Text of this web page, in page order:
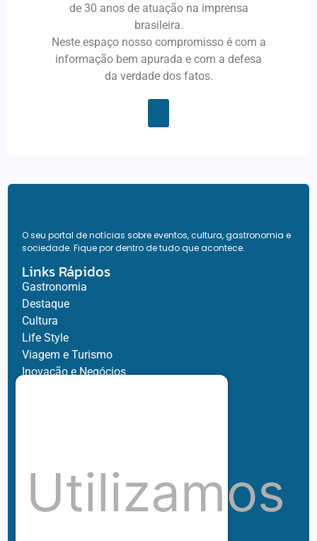
de 30 anos de atuação na imprensa
brasileira.
Neste espaço nosso compromisso é com a
informação bem apurada e com a defesa
da verdade dos fatos.
O seu portal de notícias sobre eventos, cultura, gastronomia e
sociedade. Fique por dentro de tudo que acontece.
Links Rápidos
Gastronomia
Destaque
Cultura
Life Style
Viagem e Turismo
Inovação e Negócios
Hubnexxo
Redes
Utilizamos